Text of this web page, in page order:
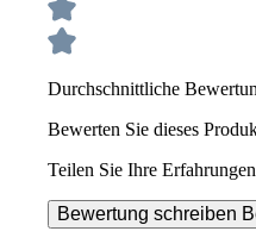
Durchschnittliche
Bewerten Sie dieses
Teilen Sie Ihre
Bewertung schreiben